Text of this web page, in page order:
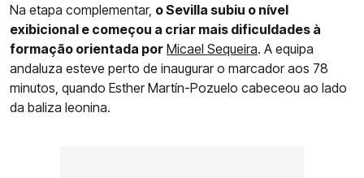
Na etapa complementar, o Sevilla subiu o nível
exibicional e começou a criar mais dificuldades à
formação orientada por Micael Sequeira. A equipa
andaluza esteve perto de inaugurar o marcador aos 78
minutos, quando Esther Martín-Pozuelo cabeceou ao lado
da baliza leonina.